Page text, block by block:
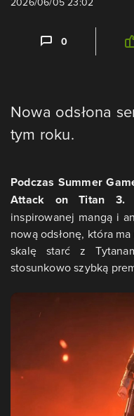
0
Nowa odsłona
tym roku.
Podczas Summer
Attack on Titan 3.
inspirowanej mangą i
nową odsłonę, która
skalę starć z
stosunkowo szybką